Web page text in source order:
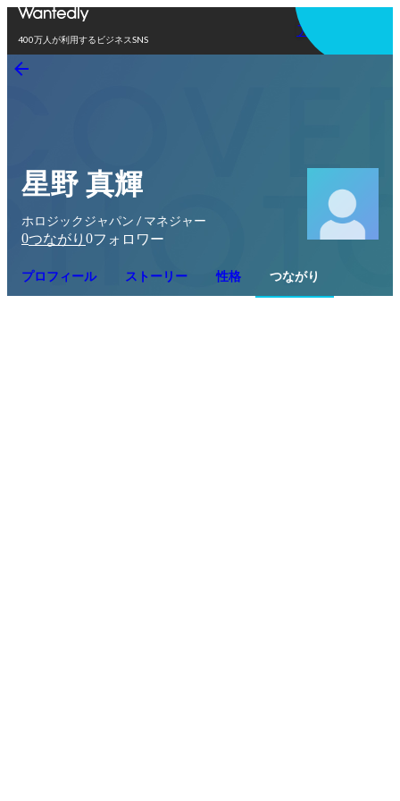
400万人が利用するビジネスSNS
アプリを使う
星野 真輝
ホロジックジャパン / マネジャー
0つながり 0フォロワー
プロフィール ストーリー 性格 つながり